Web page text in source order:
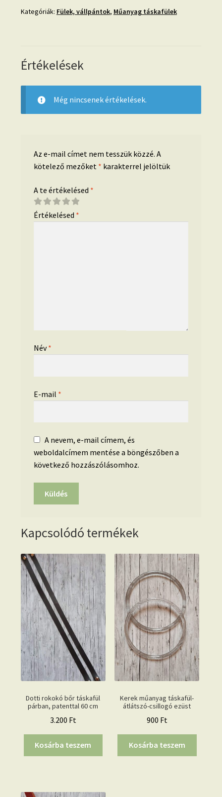
mennyiség
Kategóriák: Fülek, vállpántok, Műanyag táskafülek
Értékelések
Még nincsenek értékelések.
Az e-mail címet nem tesszük közzé. A
kötelező mezőket * karakterrel jelöltük
A te értékelésed *
Értékelésed *
Név*
E-mail *
A nevem, e-mail címem, és
weboldalcímem mentése a böngészőben a
következő hozzászólásomhoz.
Kapcsolódó termékek
Dotti rokokó bőr táskafül
párban, patenttal 60 cm
3.200 Ft
Kosárba teszem
Kerek műanyag táskafül-
átlátszó-csillogó ezüst
900 Ft
Kosárba teszem